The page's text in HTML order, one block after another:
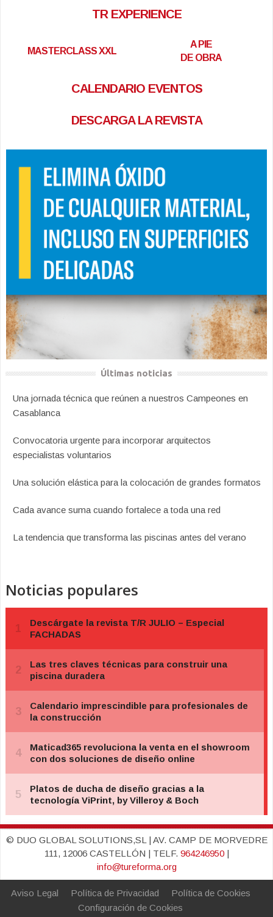
TR EXPERIENCE
MASTERCLASS XXL
A PIE
DE OBRA
CALENDARIO EVENTOS
DESCARGA LA REVISTA
Últimas noticias
Una jornada técnica que reúnen a nuestros Campeones en
Casablanca
Convocatoria urgente para incorporar arquitectos
especialistas voluntarios
Una solución elástica para la colocación de grandes formatos
Cada avance suma cuando fortalece a toda una red
La tendencia que transforma las piscinas antes del verano
Noticias populares
© DUO GLOBAL SOLUTIONS,SL | AV. CAMP DE MORVEDRE
111, 12006 CASTELLÓN | TELF. 964246950|
info@tureforma.org
Aviso Legal Política de Privacidad
Política de Cookies
Configuración de Cookies